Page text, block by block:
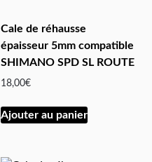
Cale de réhausse
épaisseur 5mm compatible
SHIMANO SPD SL ROUTE
18,00€
Ajouter au panier